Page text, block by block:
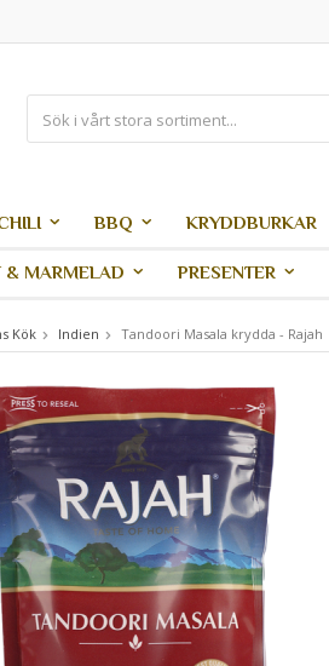
BBQ KRYDDBURKAR
& MARMELAD PRESENTER
Kök Indien Tandoori Masala krydda - Rajah